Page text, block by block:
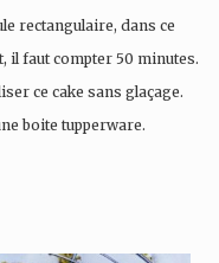
rectangulaire, dans ce
il faut compter 50 minutes.
ce cake sans glaçage.
boite tupperware.